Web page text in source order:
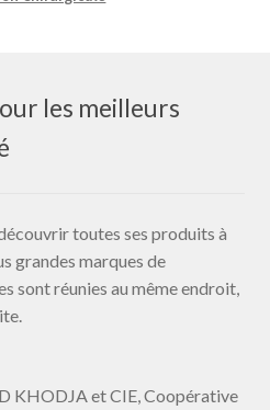
les meilleurs
toutes ses produits à
grandes marques de
sont réunies au même endroit,
KHODJA et CIE, Coopérative